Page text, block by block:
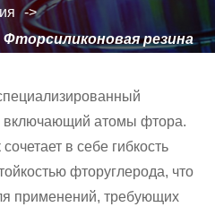
Фторсиликоновая резина
включающий атомы фтора.
в себе гибкость
фторуглерода, что
применений, требующих